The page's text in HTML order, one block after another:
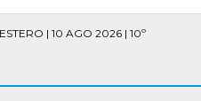
| 10 AGO 2026 | 10º